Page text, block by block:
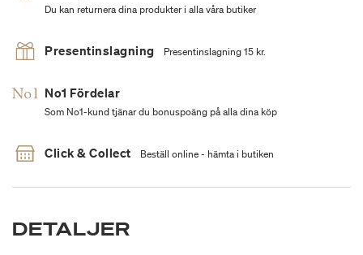
Du kan returnera dina produkter i alla våra butiker
Presentinslagning Presentinslagning 15 kr.
No1 Fördelar
Som No1-kund tjänar du bonuspoäng på alla dina köp
Click & Collect Beställ online - hämta i butiken
DETALJER